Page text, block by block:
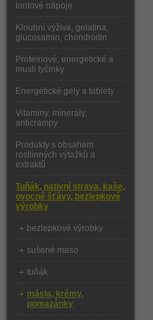
Iontové nápoje
Kloubní výživa, gelatina,
glucosamin, chondroitin
Proteinové, energetické a
musli tyčinky
Energetické gely a tablety
Vitaminy, minerály,
anticrampy
Produkty s obsahem
rostlinných výtažků a
extraktů
Tuňák, nativní strava, kaše,
ovocné šťávy, bezlepkové
výrobky
bezlepkové výrobky
sušené maso
tuňák
másla, krémy,
pomazánky